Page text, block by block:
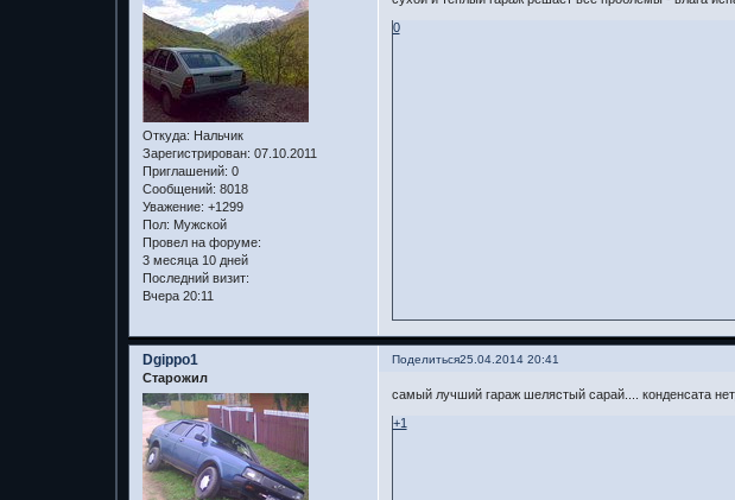
Откуда: Нальчик
Зарегистрирован: 07.10.2011
Приглашений: 0
Сообщений: 8018
Уважение: +1299
Пол: Мужской
Провел на форуме:
3 месяца 10 дней
Последний визит:
Вчера 20:11
0
Поделиться25.04.2014 20:41
Dgippo1
Старожил
самый лучший гараж шелястый сарай.... конденсата
+1